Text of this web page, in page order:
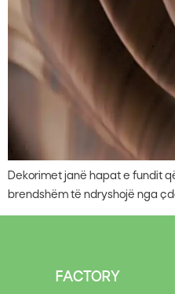
Dekorimet janë hapat e fundit
brendshëm të ndryshojë nga
FACTORY